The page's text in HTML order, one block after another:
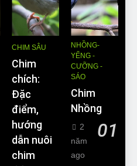
CHIM SÂU
Chim
chích:
Đặc
điểm,
hướng
dẫn nuôi
chim
NHỒNG-
YỂNG -
CƯỠNG -
SÁO
Chim
Nhồng
01
2
năm
ago